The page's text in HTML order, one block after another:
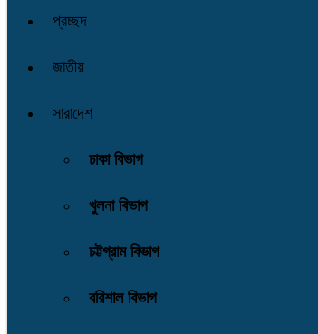
প্রচ্ছদ
জাতীয়
সারাদেশ
ঢাকা বিভাগ
খুলনা বিভাগ
চট্টগ্রাম বিভাগ
বরিশাল বিভাগ